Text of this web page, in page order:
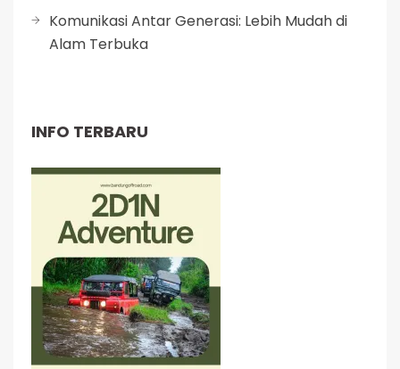
Komunikasi Antar Generasi: Lebih Mudah di
Alam Terbuka
INFO TERBARU